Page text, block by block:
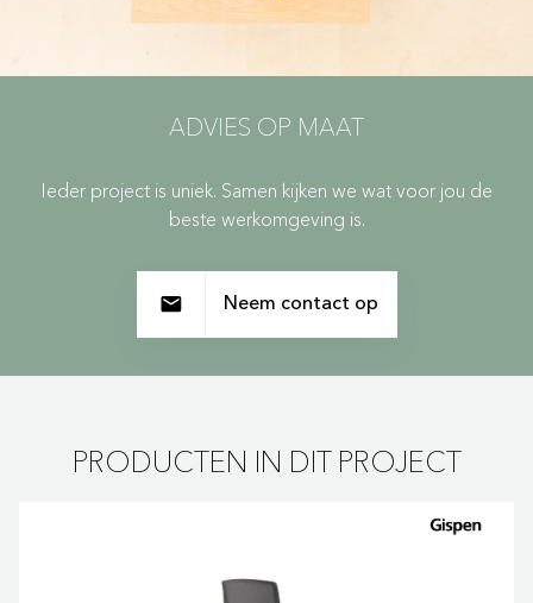
ADVIES OP MAAT
Ieder project is uniek. Samen kijken we wat voor jou de
beste werkomgeving is.
Neem contact op
PRODUCTEN IN DIT PROJECT